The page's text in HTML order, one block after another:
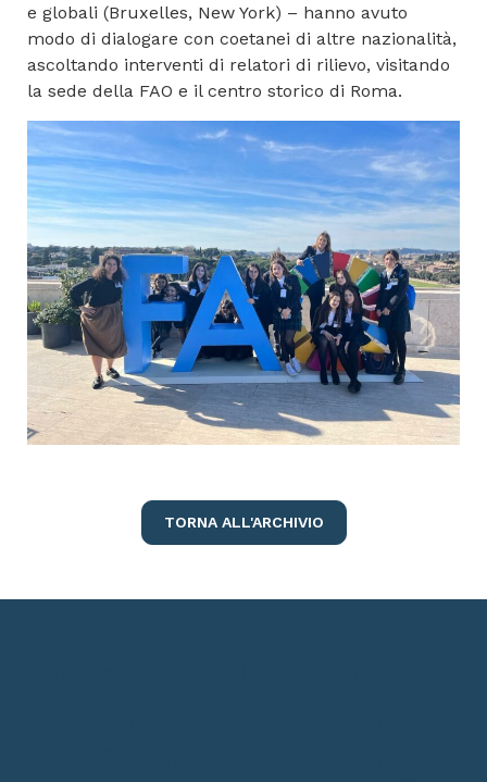
e globali (Bruxelles, New York) – hanno avuto
modo di dialogare con coetanei di altre nazionalità,
ascoltando interventi di relatori di rilievo, visitando
la sede della FAO e il centro storico di Roma.
TORNA ALL'ARCHIVIO